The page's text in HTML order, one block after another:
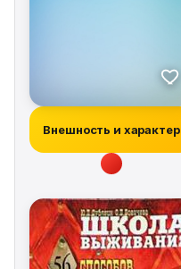
Внешность и характер